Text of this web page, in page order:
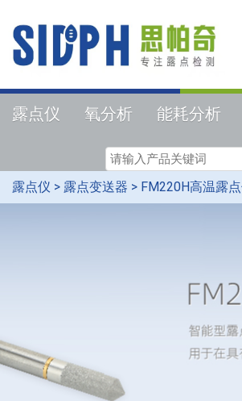
露点仪 氧分析 能耗分析
露点仪 > 露点变送器 > FM220H高温露